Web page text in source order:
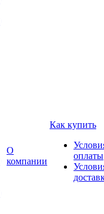
О
компании
Как купить
оплаты